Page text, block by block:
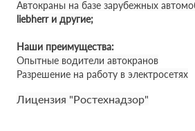
Автокраны на базе зарубежных
liebherr и другие;
Наши преимущества:
Опытные водители автокранов
Разрешение на работу в электросетях
Лицензия "Ростехнадзор"